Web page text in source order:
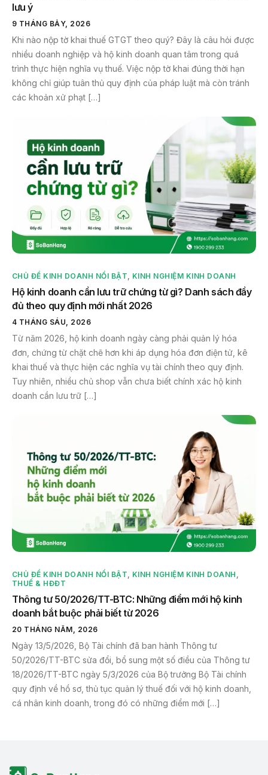
lưu ý
9 THÁNG BẢY, 2026
Khi nào nộp tờ khai thuế GTGT theo quý? Đây là câu hỏi được
nhiều doanh nghiệp và hộ kinh doanh quan tâm trong quá
trình thực hiện nghĩa vụ thuế. Việc nộp tờ khai đúng thời hạn
không chỉ giúp tuân thủ quy định của pháp luật mà còn tránh
các khoản xử phạt […]
CHỦ ĐỀ KINH DOANH NỔI BẬT, KINH NGHIỆM KINH DOANH
Hộ kinh doanh cần lưu trữ chứng từ gì? Danh sách đầy
đủ theo quy định mới nhất 2026
4 THÁNG SÁU, 2026
Từ năm 2026, hộ kinh doanh ngày càng phải quản lý hóa
đơn, chứng từ chặt chẽ hơn khi áp dụng hóa đơn điện tử, kê
khai thuế và thực hiện các nghĩa vụ tài chính theo quy định.
Tuy nhiên, nhiều chủ shop vẫn chưa biết chính xác hộ kinh
doanh cần lưu trữ […]
CHỦ ĐỀ KINH DOANH NỔI BẬT, KINH NGHIỆM KINH DOANH ,
THUẾ & HĐĐT
Thông tư 50/2026/TT-BTC: Những điểm mới hộ kinh
doanh bắt buộc phải biết từ 2026
20 THÁNG NĂM, 2026
Ngày 13/5/2026, Bộ Tài chính đã ban hành Thông tư
50/2026/TT-BTC sửa đổi, bổ sung một số điều của Thông tư
18/2026/TT-BTC ngày 5/3/2026 của Bộ trưởng Bộ Tài chính
quy định về hồ sơ, thủ tục quản lý thuế đối với hộ kinh doanh,
cá nhân kinh doanh, trong đó có những điểm mới […]